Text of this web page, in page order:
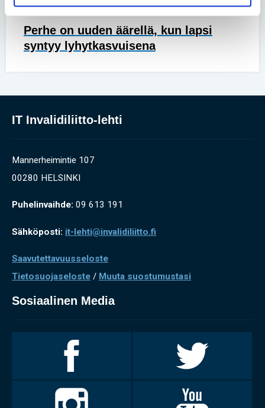
Perhe on uuden äärellä, kun lapsi
syntyy lyhytkasvuisena
IT Invalidiliitto-lehti
Mannerheimintie 107
00280 HELSINKI
Puhelinvaihde: 09 613 191
Sähköposti: it-lehti@invalidiliitto.fi
Saavutettavuusseloste
Tietosuojaseloste / Muuta suostumustasi
Sosiaalinen Media
Facebookissa
Twitterissä
Invalidiliitto